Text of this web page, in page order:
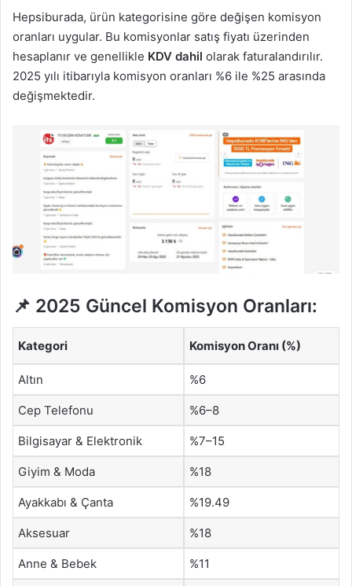
Hepsiburada, ürün kategorisine göre değişen komisyon
oranları uygular. Bu komisyonlar satış fiyatı üzerinden
hesaplanır ve genellikle KDV dahil olarak faturalandırılır.
2025 yılı itibarıyla komisyon oranları %6 ile %25 arasında
değişmektedir.
📌 2025 Güncel Komisyon Oranları:
Kategori Komisyon Oranı (%)
Altın %6
Cep Telefonu %6–8
Bilgisayar & Elektronik %7–15
Giyim & Moda %18
Ayakkabı & Çanta %19.49
Aksesuar %18
Anne & Bebek %11